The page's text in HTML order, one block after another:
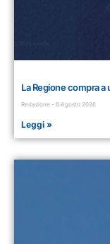
La Regione compra a
Redazione 6 Agosto 2026
Leggi »